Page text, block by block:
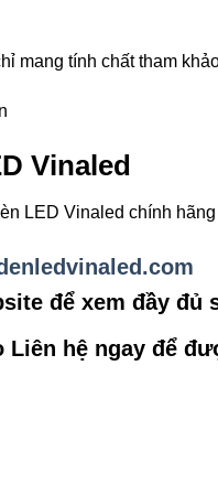
Chọn vị
Đấu nối
mang tính chất tham
Vinaled
LED Vinaled chính hãng
để xem đầy đủ
Liên hệ ngay để